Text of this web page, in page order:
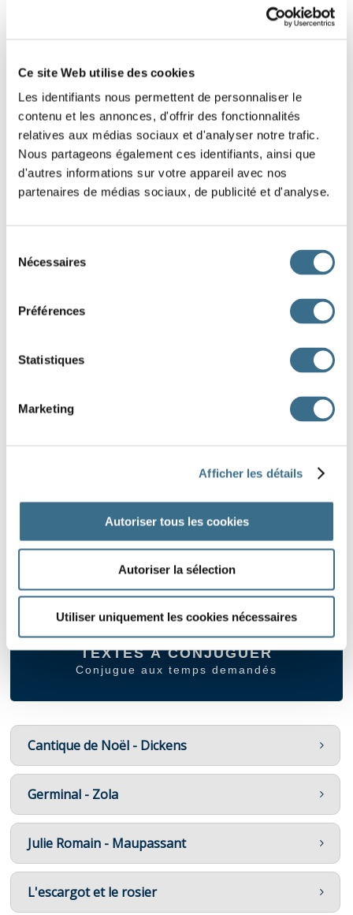
Ce site Web utilise des cookies
Les identifiants nous permettent de personnaliser le
contenu et les annonces, d'offrir des fonctionnalités
relatives aux médias sociaux et d'analyser notre trafic.
Nous partageons également ces identifiants, ainsi que
d'autres informations sur votre appareil avec nos
partenaires de médias sociaux, de publicité et d'analyse.
Nécessaires
Préférences
Statistiques
Marketing
Afficher les détails
Autoriser tous les cookies
Autoriser la sélection
Utiliser uniquement les cookies nécessaires
Verbes d'action ou verbe d'état
Verbes en ger => g ou ge ?
être et avoir
les verbes du 1er groupe
les verbes du 2ème groupe
présent, imparfait, futur, et passé composé
Verbes divers
TEXTES À CONJUGUER
Conjugue aux temps demandés
Cantique de Noël - Dickens
Germinal - Zola
Julie Romain - Maupassant
L'escargot et le rosier